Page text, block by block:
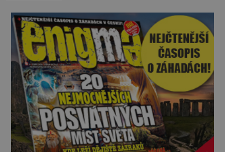
temná minulost mohla zanechat něco, co se
dodnes nepodařilo vysvětlit. Kamenný hrad stojí v
horách Salcburska u